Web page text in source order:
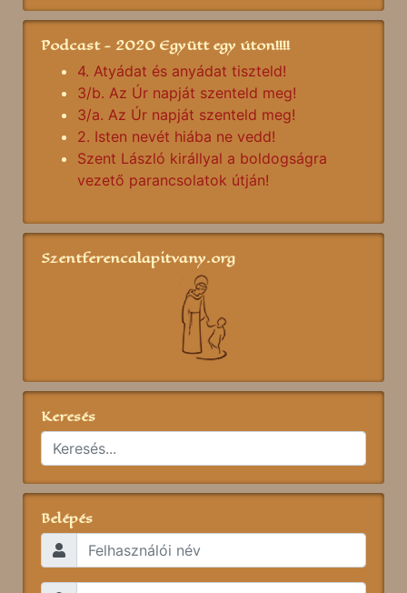
Podcast - 2020 Együtt egy úton!!!!
4. Atyádat és anyádat tiszteld!
3/b. Az Úr napját szenteld meg!
3/a. Az Úr napját szenteld meg!
2. Isten nevét hiába ne vedd!
Szent László királlyal a boldogságra
vezető parancsolatok útján!
Szentferencalapitvany.org
Keresés
Belépés